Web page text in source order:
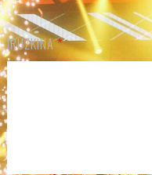
IRUZKINA*